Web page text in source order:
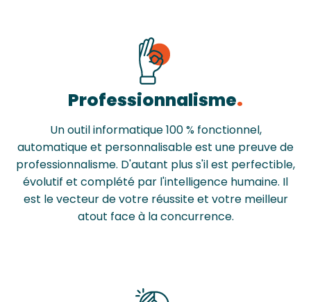
Professionnalisme
Un outil informatique 100 % fonctionnel,
automatique et personnalisable est une preuve de
professionnalisme. D'autant plus s'il est perfectible,
évolutif et complété par l'intelligence humaine. Il
est le vecteur de votre réussite et votre meilleur
atout face à la concurrence.